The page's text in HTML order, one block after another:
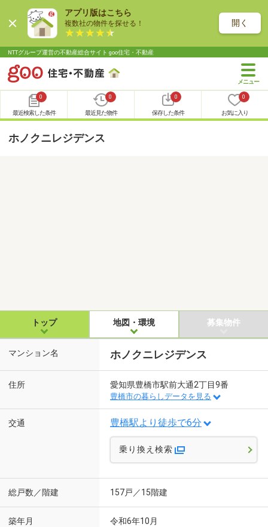
アプリ版はこちら
複数社の物件を探せる！ 開く
NTTグループ運営の不動産総合サイト goo住宅・不動産
0
最近検索した条件
0
最近見た物件
0
保存した条件
0
お気に入り
ホノクニレジデンス
トップ 地図・環境 募集物件
マンション名 ホノクニレジデンス
住所 愛知県豊橋市駅前大通2丁目9番
豊橋市の暮らしデータを見る
交通 豊橋駅より徒歩で6分
乗り換え検索
総戸数／階建 157戸／15階建
築年月 令和6年10月